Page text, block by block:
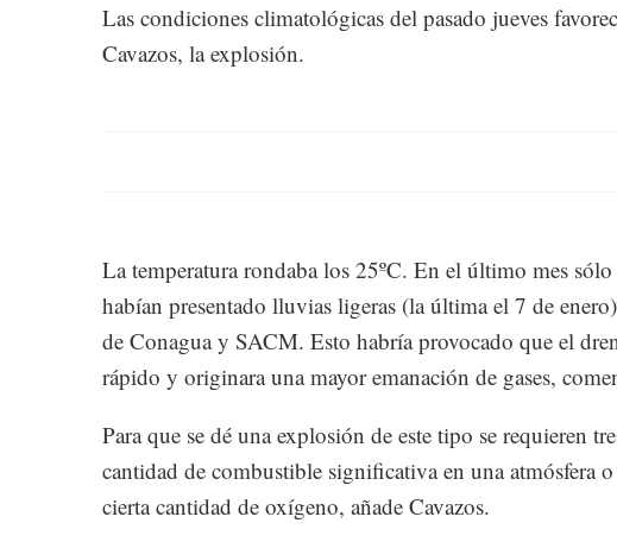
Las condiciones climatológicas del pasado jueves
Cavazos, la explosión.
La temperatura rondaba los 25ºC. En el último mes sólo
habían presentado lluvias ligeras (la última el 7 de
de Conagua y SACM. Esto habría provocado que el
rápido y originara una mayor emanación de gases,
Para que se dé una explosión de este tipo se requieren
cantidad de combustible significativa en una atmósfera
cierta cantidad de oxígeno, añade Cavazos.